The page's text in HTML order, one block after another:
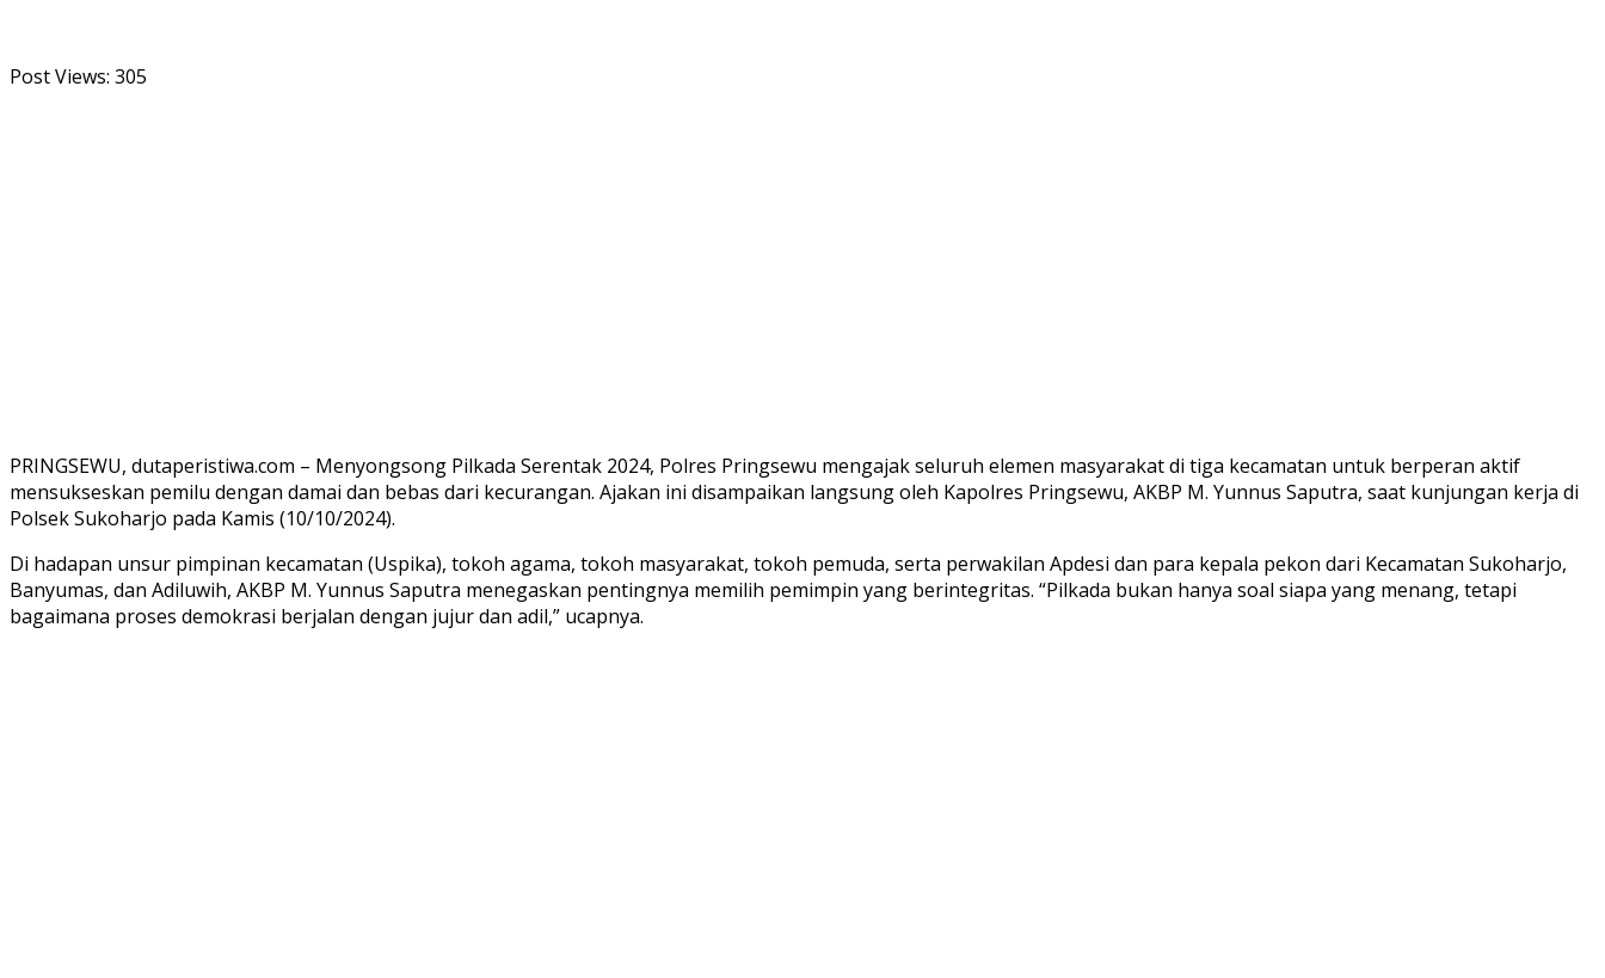
Post Views: 305
PRINGSEWU, dutaperistiwa.com – Menyongsong Pilkada Serentak 2024, Polres Pringsewu mengajak seluruh elemen masyarakat di tiga kecamatan untuk berperan aktif
mensukseskan pemilu dengan damai dan bebas dari kecurangan. Ajakan ini disampaikan langsung oleh Kapolres Pringsewu, AKBP M. Yunnus Saputra, saat kunjungan kerja di
Polsek Sukoharjo pada Kamis (10/10/2024).
Di hadapan unsur pimpinan kecamatan (Uspika), tokoh agama, tokoh masyarakat, tokoh pemuda, serta perwakilan Apdesi dan para kepala pekon dari Kecamatan Sukoharjo,
Banyumas, dan Adiluwih, AKBP M. Yunnus Saputra menegaskan pentingnya memilih pemimpin yang berintegritas. “Pilkada bukan hanya soal siapa yang menang, tetapi
bagaimana proses demokrasi berjalan dengan jujur dan adil,” ucapnya.